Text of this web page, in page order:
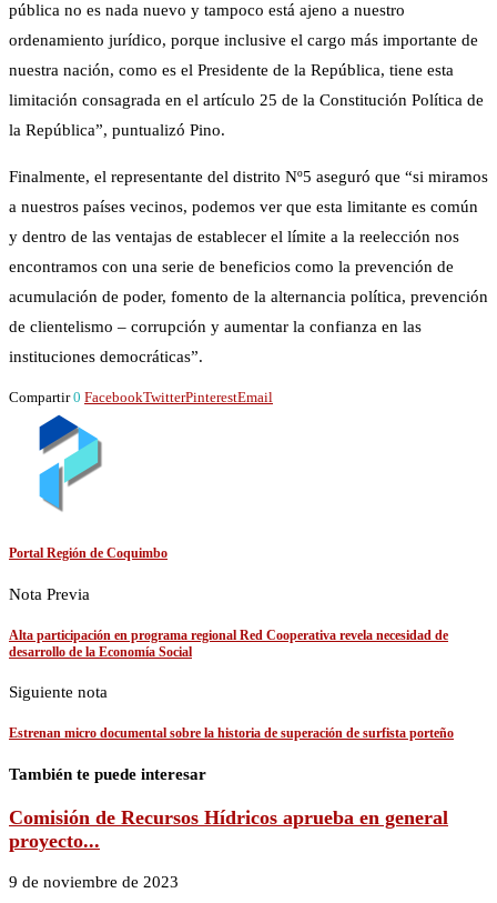
pública no es nada nuevo y tampoco está ajeno a nuestro
ordenamiento jurídico, porque inclusive el cargo más importante de
nuestra nación, como es el Presidente de la República, tiene esta
limitación consagrada en el artículo 25 de la Constitución Política de
la República”, puntualizó Pino.
Finalmente, el representante del distrito Nº5 aseguró que “si miramos
a nuestros países vecinos, podemos ver que esta limitante es común
y dentro de las ventajas de establecer el límite a la reelección nos
encontramos con una serie de beneficios como la prevención de
acumulación de poder, fomento de la alternancia política, prevención
de clientelismo – corrupción y aumentar la confianza en las
instituciones democráticas”.
Compartir 0 FacebookTwitterPinterestEmail
Portal Región de Coquimbo
Nota Previa
Alta participación en programa regional Red Cooperativa revela necesidad de
desarrollo de la Economía Social
Siguiente nota
Estrenan micro documental sobre la historia de superación de surfista porteño
También te puede interesar
Comisión de Recursos Hídricos aprueba en general
proyecto...
9 de noviembre de 2023